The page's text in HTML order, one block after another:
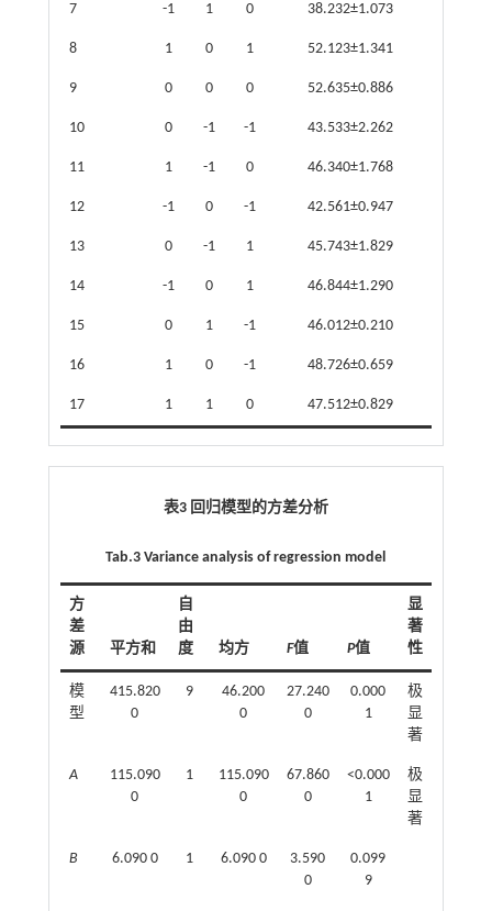
7 -1 1 0 38.232±1.073
8 1 0 1 52.123±1.341
9 0 0 0 52.635±0.886
10 0 -1 -1 43.533±2.262
11 1 -1 0 46.340±1.768
12 -1 0 -1 42.561±0.947
13 0 -1 1 45.743±1.829
14 -1 0 1 46.844±1.290
15 0 1 -1 46.012±0.210
16 1 0 -1 48.726±0.659
17 1 1 0 47.512±0.829
表3 回归模型的方差分析
Tab.3 Variance analysis of regression model
方
差
源
平方和
自
由
度
均方 F值 P值
显
著
性
模
型
415.820
0
9
46.200
0
27.240
0
0.000
1
极
显
著
A
115.090
0
1
115.090
0
67.860
0
<0.000
1
极
显
著
B 6.090 0 1 6.090 0
3.590
0
0.099
9